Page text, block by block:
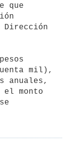
que
mil),
anuales,
monto